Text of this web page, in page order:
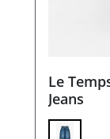
Le
Jeans